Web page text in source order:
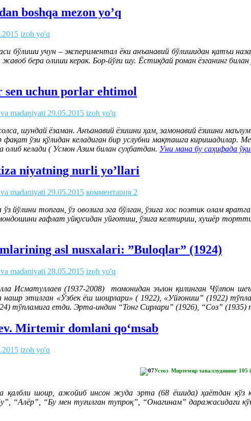
boshqa mezon yo’q
izoh yo'q
бўлиши учун – экспериментал ёки анъанавий бўлишидан қатъи
бера олиши керак. Бор-йўғи шу. Ёстиқдай роман ёзганинг
sen uchun porlar ehtimol
madaniyati 29.05.2015 izoh yo'q
шундай ёзаман. Анъанавий ёзишни ҳам, замонавий ёзишни
фақат ўзи қўлидан келадиган бир услубни мақташга
олиб келади ( Усмон Азим билан суҳбатдан. Уни мана бу саҳифада
niyatning nurli yo’llari
madaniyati 29.05.2015 комментария 2
ўз йўлини топган, ўз овозига эга бўлган, ўзига хос поэтик олам
ғафлат уйқусидан уйғотиш, ўзига келтириш, хушёр
asl nusxalari: ”Buloqlar” (1924)
madaniyati 28.05.2015 izoh yo'q
Исматуллаев (1937-2008) томонидан эълон қилинган Чўлпон
нашр этилган «Ўзбек ёш шоирлари» ( 1922), «Уйғониш” (1922)
тўпламига етди. Эрта-индин “Тонг Сирлари” (1926), “Соз” (1935)
Mirtemir domlani qo‘msab
izoh yo'q
Устоз Миртемир таваллудининг 105
қалбли шоир, ажойиб инсон жуда эрта (68 ёшида) ҳаётдан кўз
“Алёр”, “Бу мен туғилган тупроқ”, “Онагинам” даражасидаги